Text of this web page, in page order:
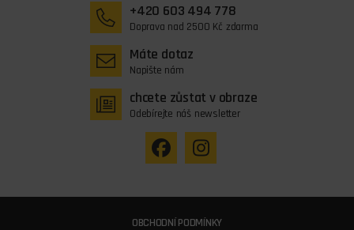
+420 603 494 778
Doprava nad 2500 Kč zdarma
Máte dotaz
Napište nám
chcete zůstat v obraze
Odebírejte náš newsletter
OBCHODNÍ PODMÍNKY